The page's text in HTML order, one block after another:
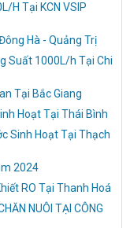
H Tại KCN VSIP
Hà - Quảng Trị
Suất 1000L/h Tại Chi
Tại Bắc Giang
Hoạt Tại Thái Bình
Sinh Hoạt Tại Thạch
2024
RO Tại Thanh Hoá
NUÔI TẠI CÔNG